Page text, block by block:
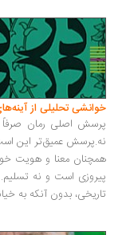
تحلیلی از آینه‌های
اصلی رمان صرفاً این
عمیق‌تر این است:
معنا و هویت خود را
است و نه تسلیم. او
بدون آنکه به خیانت،